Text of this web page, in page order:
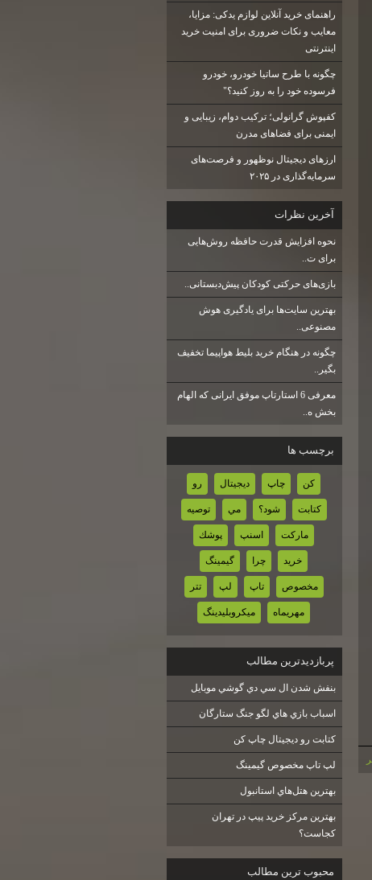
راهنمای خرید آنلاین لوازم یدکی: مزایا،
معایب و نکات ضروری برای امنیت خرید
اینترنتی
چگونه با طرح ساتیا خودرو، خودرو
فرسوده خود را به روز کنید؟"
کفپوش گرانولی؛ ترکیب دوام، زیبایی و
ایمنی برای فضاهای مدرن
ارزهای دیجیتال نوظهور و فرصت‌های
سرمایه‌گذاری در ۲۰۲۵
آخرين نظرات
نحوه افزایش قدرت حافظه روش‌هایی
برای ت..
بازی‌های حرکتی کودکان پیش‌دبستانی..
بهترین سایت‌ها برای یادگیری هوش
مصنوعی..
چگونه در هنگام خرید بلیط هواپیما تخفیف
بگیر..
معرفی 6 استارتاپ موفق ایرانی که الهام
بخش ه..
برچسب ها
كن چاپ ديجيتال رو
كتابت شود؟ مي توصيه
ماركت اسنپ پوشك
خريد چرا گيمينگ
مخصوص تاپ لپ تتر
مهريماه ميكروبليدينگ
پربازديدترين مطالب
بنفش شدن ال سي دي گوشي موبايل
اسباب بازي هاي لگو جنگ ستارگان
كتابت رو ديجيتال چاپ كن
لپ تاپ مخصوص گيمينگ
بهترين هتل‌هاي استانبول
بهترین مرکز خرید پیپ در تهران
کجاست؟
محبوب ترين مطالب